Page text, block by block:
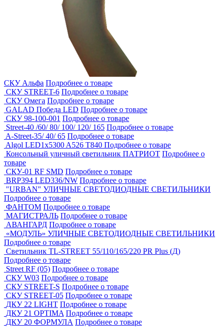
СКУ Альфа Подробнее о товаре
СКУ STREET-6 Подробнее о товаре
СКУ Омега Подробнее о товаре
GALAD Победа LED Подробнее о товаре
СКУ 98-100-001 Подробнее о товаре
Street-40 /60/ 80/ 100/ 120/ 165 Подробнее о товаре
A-Street-35/ 40/ 65 Подробнее о товаре
Algol LED1x5300 A526 T840 Подробнее о товаре
Консольный уличный светильник ПАТРИОТ Подробнее о
товаре
СКУ-01 RF SMD Подробнее о товаре
BRP394 LED336/NW Подробнее о товаре
"URBAN" УЛИЧНЫЕ СВЕТОДИОДНЫЕ СВЕТИЛЬНИКИ
Подробнее о товаре
ФАНТОМ Подробнее о товаре
МАГИСТРАЛЬ Подробнее о товаре
АВАНГАРД Подробнее о товаре
«МОДУЛЬ» УЛИЧНЫЕ СВЕТОДИОДНЫЕ СВЕТИЛЬНИКИ
Подробнее о товаре
Светильник TL-STREET 55/110/165/220 PR Plus (Д)
Подробнее о товаре
Street RF (05) Подробнее о товаре
СКУ W03 Подробнее о товаре
СКУ STREET-S Подробнее о товаре
СКУ STREET-05 Подробнее о товаре
ДКУ 22 LIGHT Подробнее о товаре
ДКУ 21 OPTIMA Подробнее о товаре
ДКУ 20 ФОРМУЛА Подробнее о товаре